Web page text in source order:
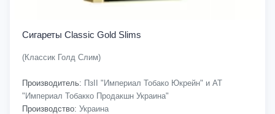
Сигареты Classic Gold Slims
(Классик Голд Слим)
Производитель: ПзІІ "Империал Тобако Юкрейн" и АТ
"Империал Тобакко Продакшн Украина"
Производство: Украина